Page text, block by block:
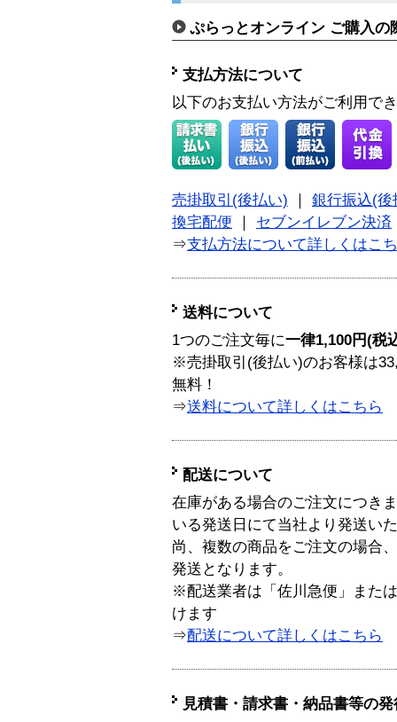
ぷらっとオンライン ご購入の
支払方法について
以下のお支払い方法がご利用で
売掛取引(後払い)
銀行振込(後
換宅配便
セブンイレブン決済
⇒支払方法について詳しくはこ
送料について
1つのご注文毎に一律1,100円(税
※売掛取引(後払い)のお客様は
無料！
⇒送料について詳しくはこちら
配送について
在庫がある場合のご注文につき
いる発送日にて当社より発送い
尚、複数の商品をご注文の場合
発送となります。
※配送業者は「佐川急便」また
けます
⇒配送について詳しくはこちら
見積書・請求書・納品書等の